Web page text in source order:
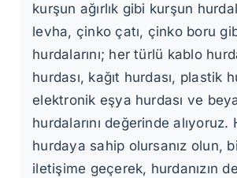
kurşun ağırlık gibi kurşun
levha, çinko çatı, çinko boru
hurdalarını; her türlü kablo
hurdası, kağıt hurdası, plastik
elektronik eşya hurdası ve
hurdalarını değerinde alıyoruz.
hurdaya sahip olursanız olun,
iletişime geçerek, hurdanızın